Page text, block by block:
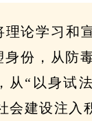
论学习和
份，从防
从“以身试
会建设注入